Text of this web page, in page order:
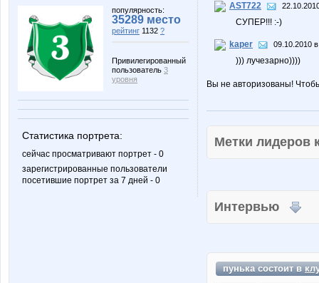
популярность:
35289 место
рейтинг 1132 ?
Привилегированный
пользователь 3
уровня
Статистика портрета:
сейчас просматривают портрет - 0
зарегистрированные пользователи
посетившие портрет за 7 дней - 0
AST722
СУПЕР!!! :-)
kaper 09.10.2010
))) лучезарно))))
Вы не авторизованы!
Метки
Интервью
пунька состоит в